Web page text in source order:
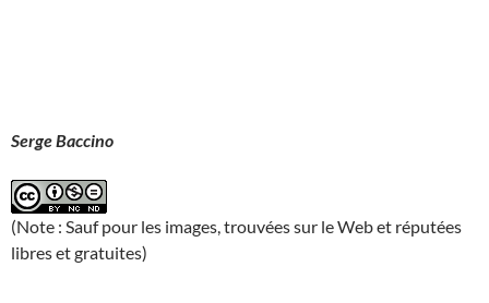
Serge Baccino
(Note : Sauf pour les images, trouvées sur le Web et réputées
libres et gratuites)